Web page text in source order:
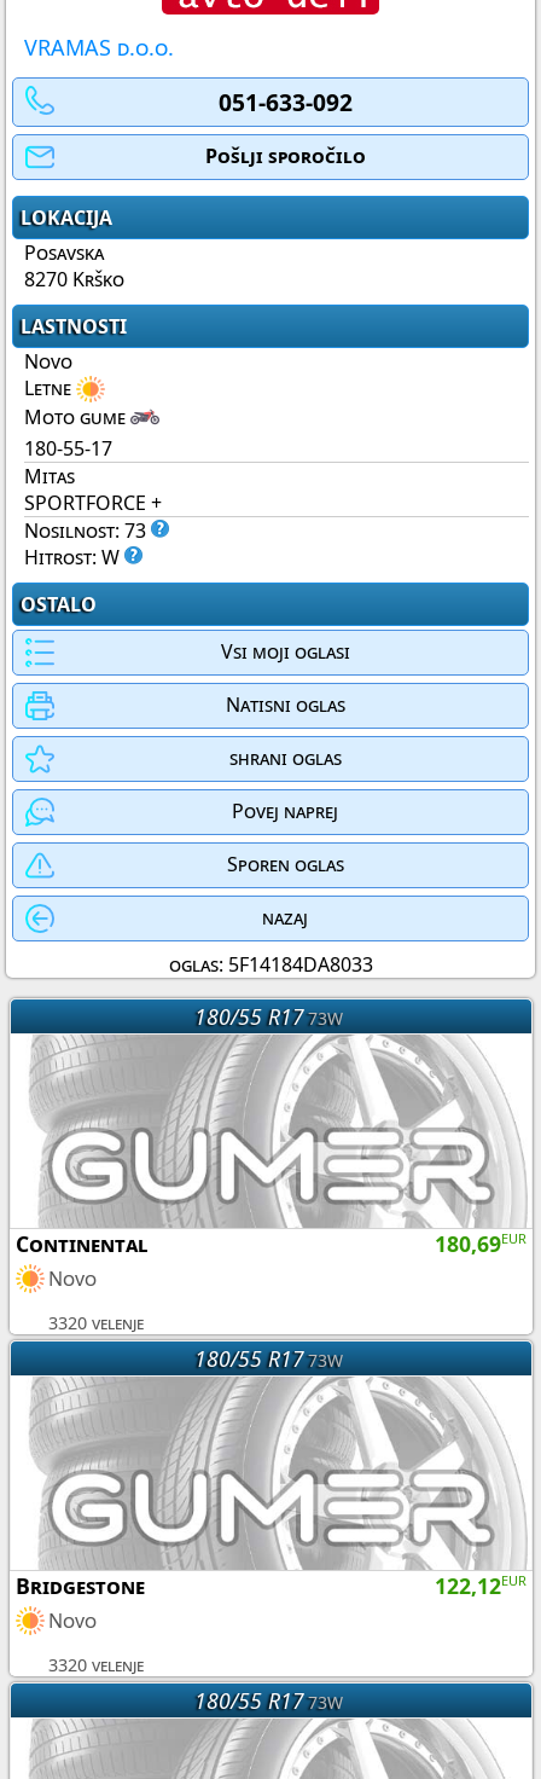
VRAMAS d.o.o.
051-633-092
Pošlji sporočilo
LOKACIJA
Posavska
8270 Krško
LASTNOSTI
Novo
Letne
Moto gume
180-55-17
Mitas
SPORTFORCE +
Nosilnost: 73
Hitrost: W
OSTALO
Vsi moji oglasi
Natisni oglas
shrani oglas
Povej naprej
Sporen oglas
nazaj
oglas: 5F14184DA8033
180/55 R1773W
180,69EUR
Continental
Novo
3320 velenje
180/55 R1773W
122,12EUR
Bridgestone
Novo
3320 velenje
180/55 R1773W